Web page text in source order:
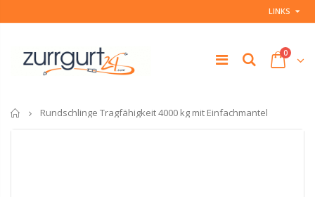
LINKS
0
Startseite
Rundschlinge Tragfähigkeit 4000 kg mit Einfachmantel